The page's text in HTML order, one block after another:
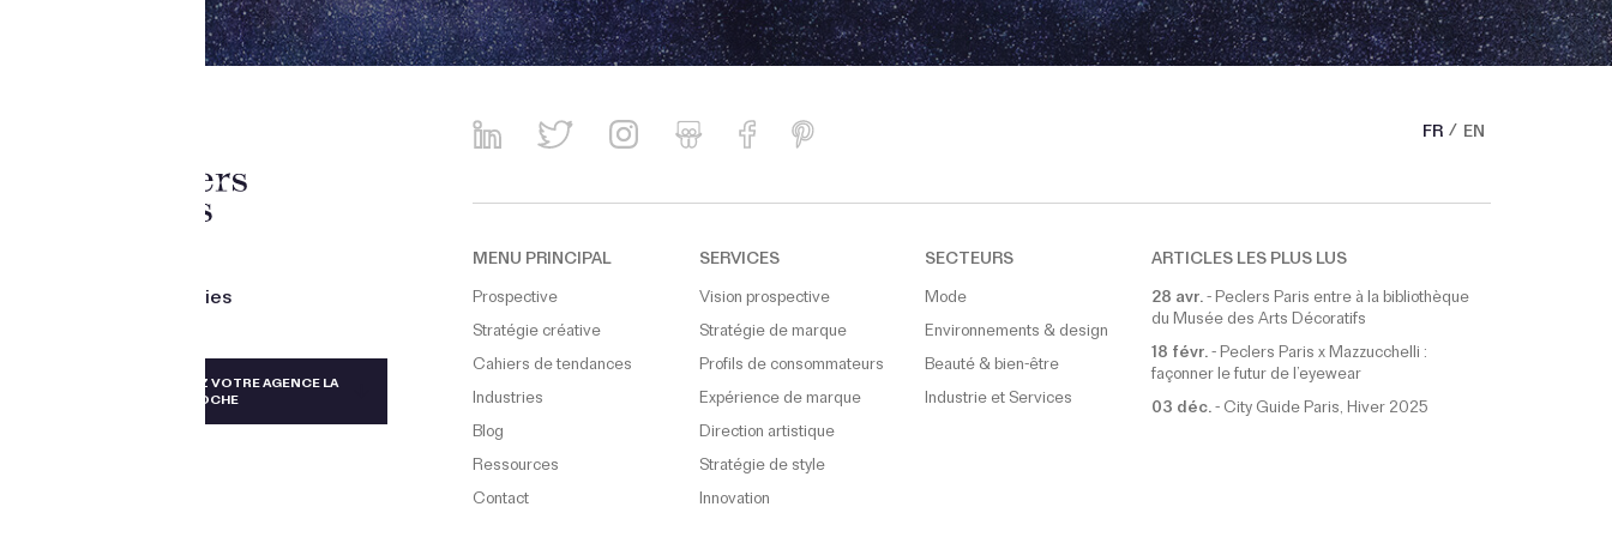
singularities
TROUVEZ VOTRE AGENCE LA
PLUS PROCHE
ALLEMAGNE, AUTRICHE, SUISSE
FR EN
MENU PRINCIPAL
Prospective
Stratégie créative
Cahiers de tendances
Industries
Blog
Ressources
Contact
SERVICES
Vision prospective
Stratégie de marque
Profils de consommateurs
Expérience de marque
Direction artistique
Stratégie de style
Innovation
SECTEURS
Mode
Environnements & design
Beauté & bien-être
Industrie et Services
ARTICLES LES PLUS LUS
28 avr.-Peclers Paris entre à la bibliothèque
du Musée des Arts Décoratifs
18 févr.-Peclers Paris x Mazzucchelli :
façonner le futur de l’eyewear
03 déc.-City Guide Paris, Hiver 2025